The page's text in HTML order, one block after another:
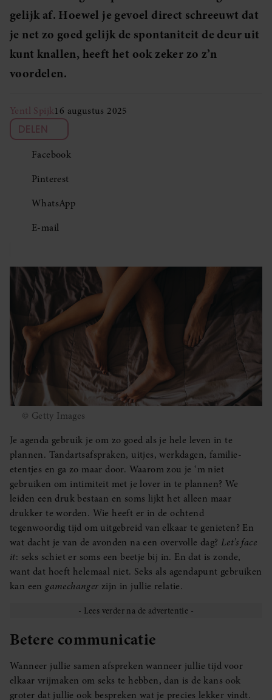
gelijk af. Hoewel je gevoel direct schreeuwt dat
je net zo goed gelijk de spontaniteit de deur uit
kunt knallen, heeft het ook zeker zo z’n
voordelen.
Yentl Spijk16 augustus 2025
DELEN
Facebook
Pinterest
WhatsApp
E-mail
© Getty Images
Je agenda gebruik je om zo goed als je hele leven in te
plannen. Tandartsafspraken, uitjes, werkdagen, familie-
etentjes en ga zo maar door. Waarom zou je ‘m niet
gebruiken om intimiteit met je lover in te plannen? We
leiden een druk bestaan en soms lijkt het alleen maar
drukker te worden. Wie heeft er in de ochtend
tegenwoordig tijd om uitgebreid van elkaar te genieten? En
wat dacht je van de avonden na een overvolle dag? Let’s face
it: seks schiet er soms een beetje bij in. En dat is zonde,
want dat hoeft helemaal niet. Seks als agendapunt gebruiken
kan een gamechanger zijn in jullie relatie.
Betere communicatie
Wanneer jullie samen afspreken wanneer jullie tijd voor
elkaar vrijmaken om seks te hebben, dan is de kans ook
groter dat jullie ook bespreken wat je precies lekker vindt.